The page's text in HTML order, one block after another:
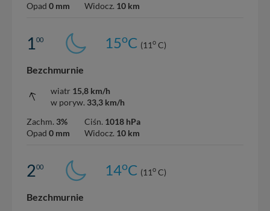
Opad 0 mm
Widocz. 10 km
100 15oC (11o C)
Bezchmurnie
wiatr 15,8 km/h
w poryw. 33,3 km/h
Zachm. 3%
Opad 0 mm
Ciśn. 1018 hPa
Widocz. 10 km
200 14oC (11o C)
Bezchmurnie